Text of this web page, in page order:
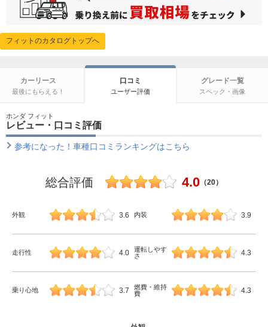
フィットのカタログトップへ
カーリース
最後にもらえる！
口コミ
ユーザー評価
グレード一覧
スペック・画像
ホンダ フィット
レビュー・口コミ評価
参考になった！車種口コミランキングはこちら
総合評価 4.0 （20）
外観 3.6 内装 3.9
走行性 4.0
運転しやす
さ
4.3
乗り心地 3.7
燃費・維持
費
4.3